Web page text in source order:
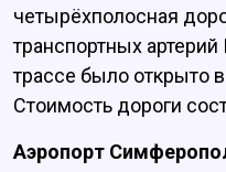
четырёхполосная
транспортных
трассе было открыто в
Стоимость дороги
Аэропорт